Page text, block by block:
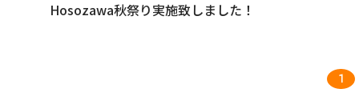
Hosozawa秋祭り実施致しました！
1